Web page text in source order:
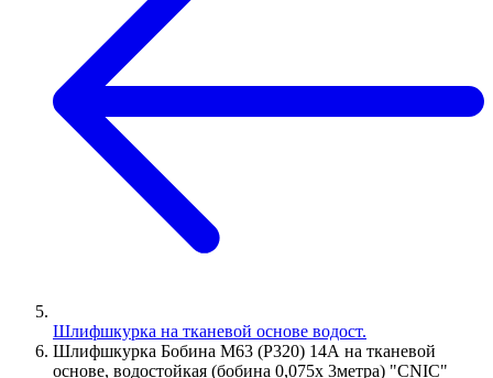
Шлифшкурка на тканевой основе водост.
Шлифшкурка Бобина М63 (P320) 14А на тканевой
основе, водостойкая (бобина 0,075х 3метра) "CNIC"